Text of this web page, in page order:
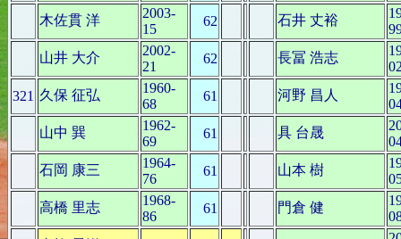
木佐貫 洋
2003-
15
62 石井 丈裕
山井 大介
2002-
21
62 長冨 浩志
321 久保 征弘
1960-
68
61 河野 昌人
山中 巽
1962-
69
61 具 台晟
石岡 康三
1964-
76
61 山本 樹
高橋 里志
1968-
86
61 門倉 健